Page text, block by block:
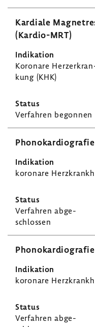
Kardiale
(Kardio-​MRT)
Koro­nare
kung (KHK)
Verfahren begonnen
Phono­kar­dio­grafie
koro­nare
Verfahren abge­
schlossen
Phono­kar­dio­grafie
koro­nare
Verfahren abge­